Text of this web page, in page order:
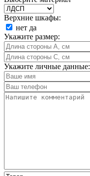
Верхние шкафы:
нет да
Укажите размер:
Укажите личные данные: